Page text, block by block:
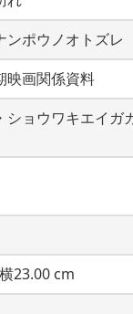
ンポウノオトズレ
映画関係資料
ショウワキエイガ
23.00 cm